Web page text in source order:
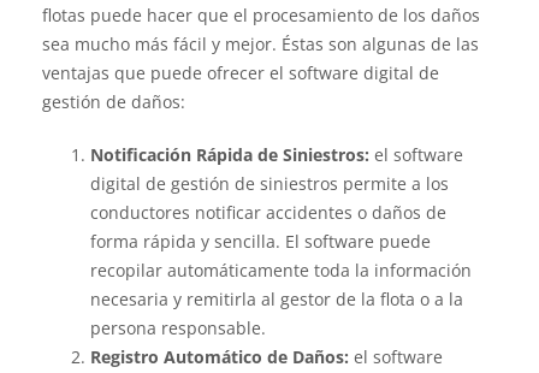
flotas puede hacer que el procesamiento de los daños
sea mucho más fácil y mejor. Éstas son algunas de las
ventajas que puede ofrecer el software digital de
gestión de daños:
Notificación Rápida de Siniestros: el software
digital de gestión de siniestros permite a los
conductores notificar accidentes o daños de
forma rápida y sencilla. El software puede
recopilar automáticamente toda la información
necesaria y remitirla al gestor de la flota o a la
persona responsable.
Registro Automático de Daños: el software